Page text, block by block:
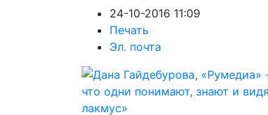
24-10-2016 11:09
Печать
Эл. почта